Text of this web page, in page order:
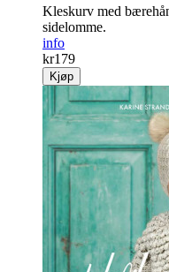
Kleskurv med
sidelomme.
info
kr179
Kjøp